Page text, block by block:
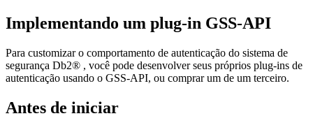
Implementando um plug-in GSS-API
Para customizar o comportamento de autenticação do sistema de
segurança Db2® , você pode desenvolver seus próprios plug-ins de
autenticação usando o GSS-API, ou comprar um de um terceiro.
Antes de iniciar